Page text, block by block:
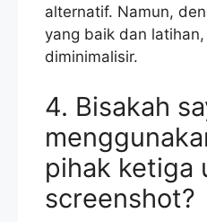
alternatif. Namun,
yang baik dan
diminimalisir.
4. Bisakah
pihak ketiga
screenshot?